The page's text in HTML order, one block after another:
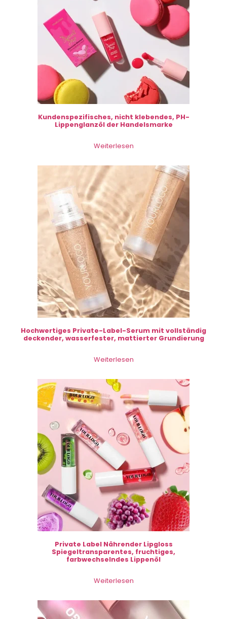
Kundenspezifisches, nicht klebendes, PH-
Lippenglanzöl der Handelsmarke
Weiterlesen
Hochwertiges Private-Label-Serum mit vollständig
deckender, wasserfester, mattierter Grundierung
Weiterlesen
Private Label Nährender Lipgloss
Spiegeltransparentes, fruchtiges,
farbwechselndes Lippenöl
Weiterlesen